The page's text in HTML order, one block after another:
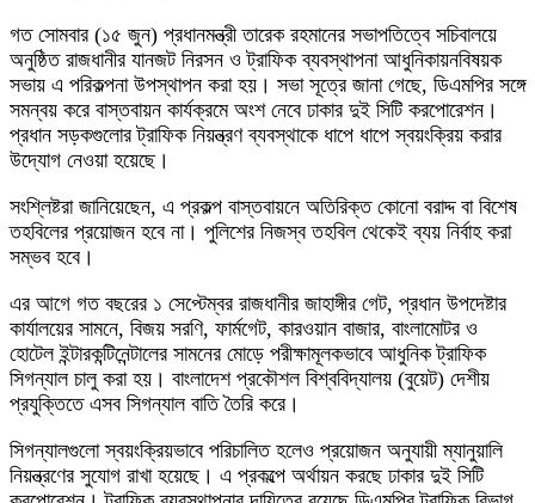
গত সোমবার (১৫ জুন) প্রধানমন্ত্রী তারেক রহমানের সভাপতিত্বে সচিবালয়ে
অনুষ্ঠিত রাজধানীর যানজট নিরসন ও ট্রাফিক ব্যবস্থাপনা আধুনিকায়নবিষয়ক
সভায় এ পরিকল্পনা উপস্থাপন করা হয়। সভা সূত্রে জানা গেছে, ডিএমপির সঙ্গে
সমন্বয় করে বাস্তবায়ন কার্যক্রমে অংশ নেবে ঢাকার দুই সিটি করপোরেশন।
প্রধান সড়কগুলোর ট্রাফিক নিয়ন্ত্রণ ব্যবস্থাকে ধাপে ধাপে স্বয়ংক্রিয় করার
উদ্যোগ নেওয়া হয়েছে।
সংশ্লিষ্টরা জানিয়েছেন, এ প্রকল্প বাস্তবায়নে অতিরিক্ত কোনো বরাদ্দ বা বিশেষ
তহবিলের প্রয়োজন হবে না। পুলিশের নিজস্ব তহবিল থেকেই ব্যয় নির্বাহ করা
সম্ভব হবে।
এর আগে গত বছরের ১ সেপ্টেম্বর রাজধানীর জাহাঙ্গীর গেট, প্রধান উপদেষ্টার
কার্যালয়ের সামনে, বিজয় সরণি, ফার্মগেট, কারওয়ান বাজার, বাংলামোটর ও
হোটেল ইন্টারকন্টিনেন্টালের সামনের মোড়ে পরীক্ষামূলকভাবে আধুনিক ট্রাফিক
সিগন্যাল চালু করা হয়। বাংলাদেশ প্রকৌশল বিশ্ববিদ্যালয় (বুয়েট) দেশীয়
প্রযুক্তিতে এসব সিগন্যাল বাতি তৈরি করে।
সিগন্যালগুলো স্বয়ংক্রিয়ভাবে পরিচালিত হলেও প্রয়োজন অনুযায়ী ম্যানুয়ালি
নিয়ন্ত্রণের সুযোগ রাখা হয়েছে। এ প্রকল্পে অর্থায়ন করছে ঢাকার দুই সিটি